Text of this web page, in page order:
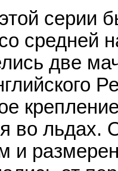
серии
средней
две
во льдах.
и